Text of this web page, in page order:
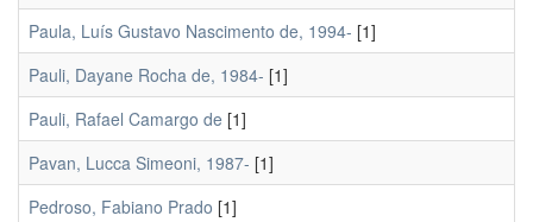
Paula, Luís Gustavo Nascimento de, 1994- [1]
Pauli, Dayane Rocha de, 1984- [1]
Pauli, Rafael Camargo de [1]
Pavan, Lucca Simeoni, 1987- [1]
Pedroso, Fabiano Prado [1]